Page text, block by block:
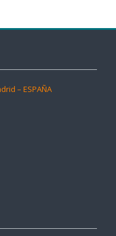
– ESPAÑA